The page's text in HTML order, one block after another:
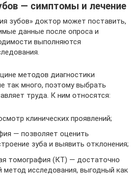
— симптомы и лечение
зубов» доктор может поставить,
данные после опроса и
выполняются
методов диагностики
так много, поэтому выбрать
труда. К ним относятся:
клинических проявлений;
— позволяет оценить
зуба и выявить отклонения;
томография (КТ) — достаточно
метод исследования, выгодный как